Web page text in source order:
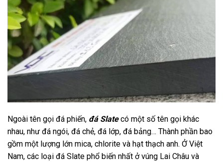
Ngoài tên gọi đá phiến, đá Slatecó một số tên gọi khác
nhau, như đá ngói, đá chẻ, đá lớp, đá bảng… Thành phần bao
gồm một lượng lớn mica, chlorite và hạt thạch anh. Ở Việt
Nam, các loại đá Slate phổ biến nhất ở vúng Lai Châu và